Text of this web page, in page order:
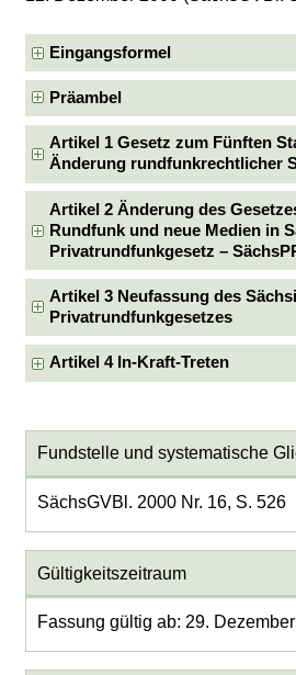
Eingangsformel
Präambel
Artikel 1 Gesetz zum Fünften
Änderung rundfunkrechtlicher
Artikel 2 Änderung des
Rundfunk und neue Medien in
Privatrundfunkgesetz –
Artikel 3 Neufassung des
Privatrundfunkgesetzes
Artikel 4 In-Kraft-Treten
Fundstelle und systematische
SächsGVBl. 2000 Nr. 16, S. 526
Gültigkeitszeitraum
Fassung gültig ab: 29.